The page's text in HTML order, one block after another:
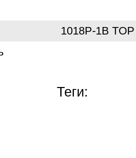
1018P-1B
Теги: